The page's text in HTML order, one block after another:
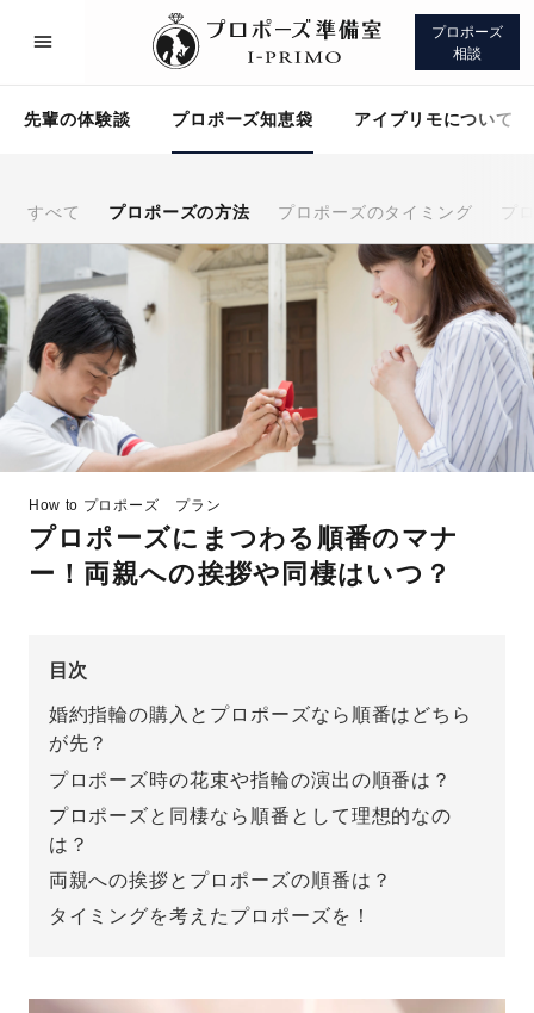
プロポーズ
相談
先輩の体験談 プロポーズ知恵袋 アイプリモについて
すべて プロポーズの方法 プロポーズのタイミング プ
How to プロポーズ プラン
プロポーズにまつわる順番のマナ
ー！両親への挨拶や同棲はいつ？
目次
婚約指輪の購入とプロポーズなら順番はどちら
が先？
プロポーズ時の花束や指輪の演出の順番は？
プロポーズと同棲なら順番として理想的なの
は？
両親への挨拶とプロポーズの順番は？
タイミングを考えたプロポーズを！
プロポーズサポート 先輩の体験談
プロポーズ知恵袋 アイプリモについて
プロポーズサポート
スペシャルプロポーズイベント
プロポーズアイテム
おすすめの婚約指輪
パーフェクトプロポーズリング
先輩の体験談
プロポーズ知恵袋
プロポーズ意識調査結果一覧
婚約指輪選び方ガイド
アイプリモについて
ニュース
婚約指輪のご購入と